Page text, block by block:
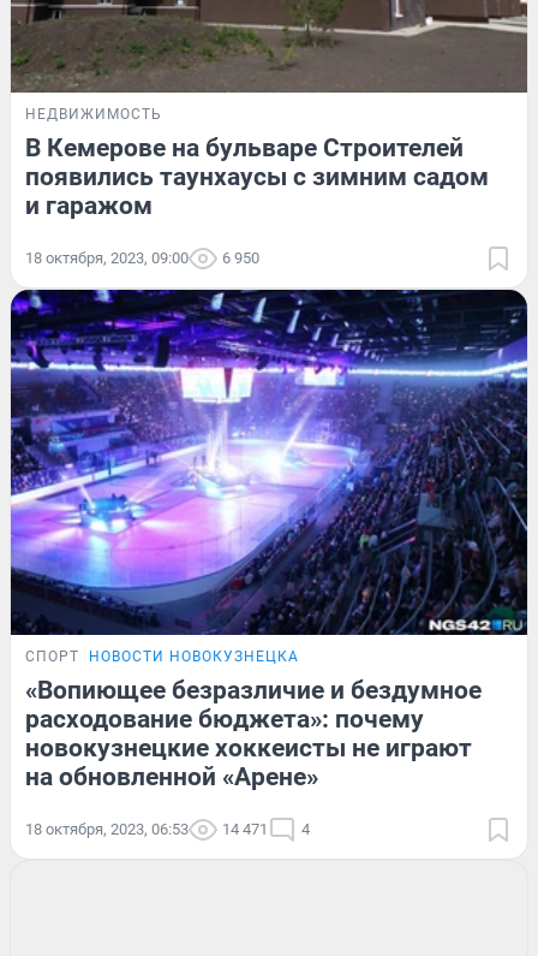
НЕДВИЖИМОСТЬ
В Кемерове на бульваре Строителей
появились таунхаусы с зимним садом
и гаражом
18 октября, 2023, 09:00 6 950
СПОРТ НОВОСТИ НОВОКУЗНЕЦКА
«Вопиющее безразличие и бездумное
расходование бюджета»: почему
новокузнецкие хоккеисты не играют
на обновленной «Арене»
18 октября, 2023, 06:53 14 471 4